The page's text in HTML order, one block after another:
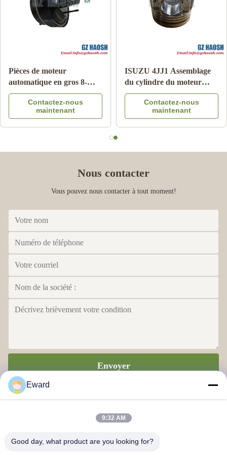
Pièces de moteur
automatique en gros 8-
97365516-DC
Amplificateur de frein
pour Isuzu DMAX 03-06
Contactez-nous
maintenant
ISUZU 4JJ1 Assemblage
du cylindre du moteur
OEM remplacement
Garantie de 3 mois
Contactez-nous
maintenant
Nous contacter
Vous pouvez nous contacter à tout moment!
Envoyer
Eward
9:32 AM
Good day, what product are you looking for?